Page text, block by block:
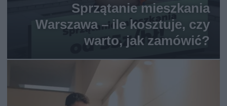
Sprzątanie mieszkania
Warszawa – ile kosztuje, czy
warto, jak zamówić?